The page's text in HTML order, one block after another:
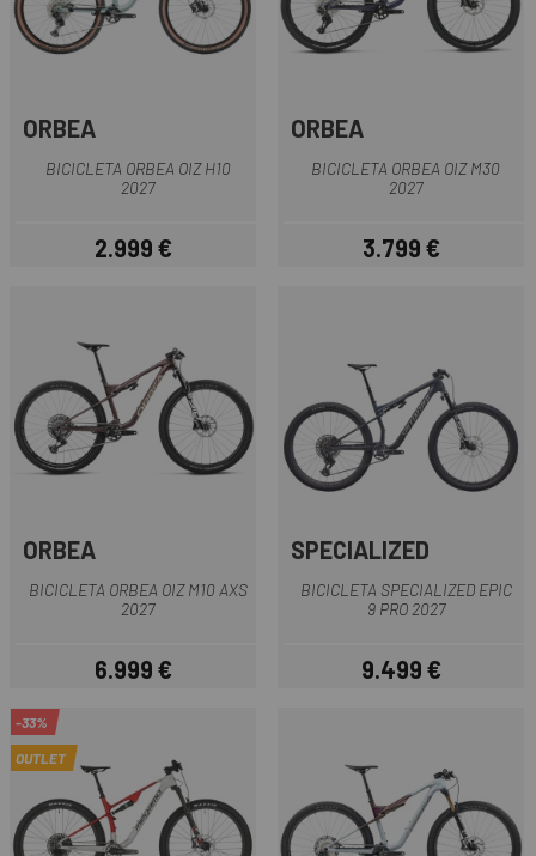
ORBEA
BICICLETA ORBEA OIZ H10
2027
Precio
2.999 €
ORBEA
BICICLETA ORBEA OIZ M30
2027
Precio
3.799 €
ORBEA
BICICLETA ORBEA OIZ M10 AXS
2027
Precio
6.999 €
SPECIALIZED
BICICLETA SPECIALIZED EPIC
9 PRO 2027
Precio
9.499 €
-33%
OUTLET